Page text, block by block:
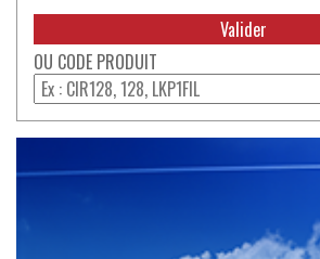
CODE PRODUIT